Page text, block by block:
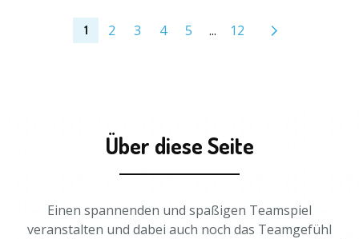
1 2 3 4 5 ... 12
Über diese Seite
Einen spannenden und spaßigen Teamspiel
veranstalten und dabei auch noch das Teamgefühl